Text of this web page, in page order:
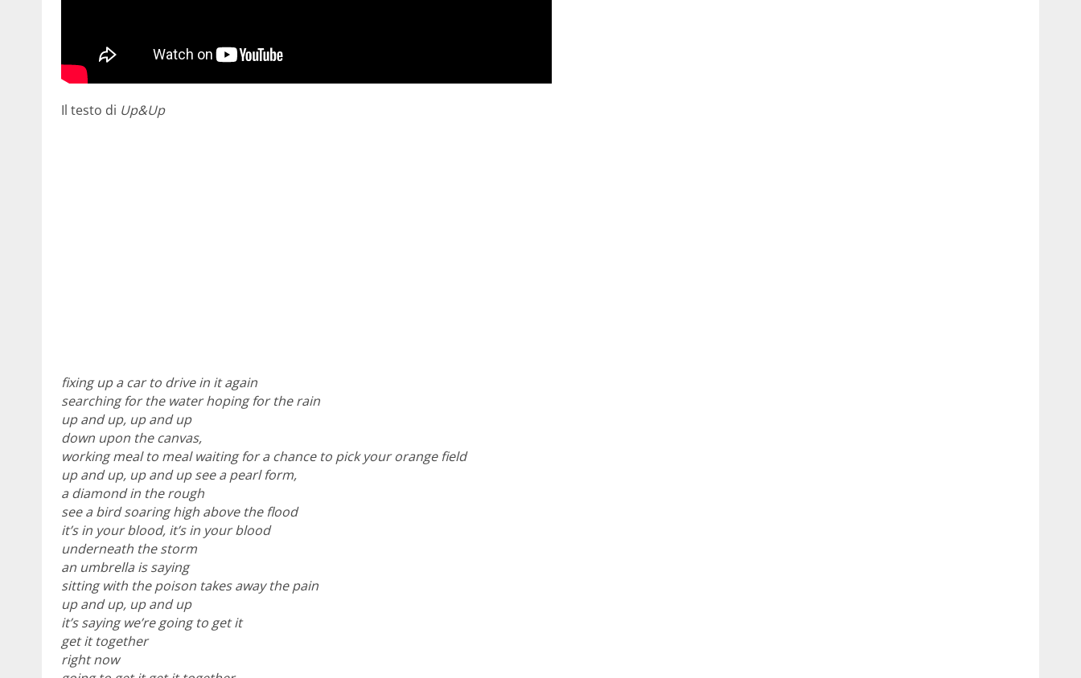
Il testo di Up&Up
fixing up a car to drive in it again
searching for the water hoping for the rain
up and up, up and up
down upon the canvas,
working meal to meal waiting for a chance to pick your orange field
up and up, up and up see a pearl form,
a diamond in the rough
see a bird soaring high above the flood
it’s in your blood, it’s in your blood
underneath the storm
an umbrella is saying
sitting with the poison takes away the pain
up and up, up and up
it’s saying we’re going to get it
get it together
right now